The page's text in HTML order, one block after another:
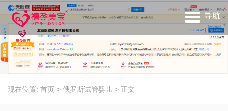
导航
现在位置: 首页 > 俄罗斯试管婴儿 > 正文